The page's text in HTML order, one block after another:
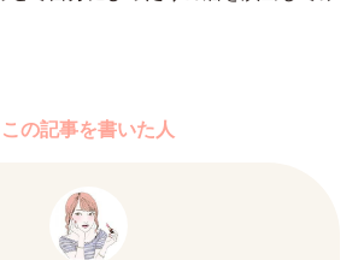
この記事を書いた人